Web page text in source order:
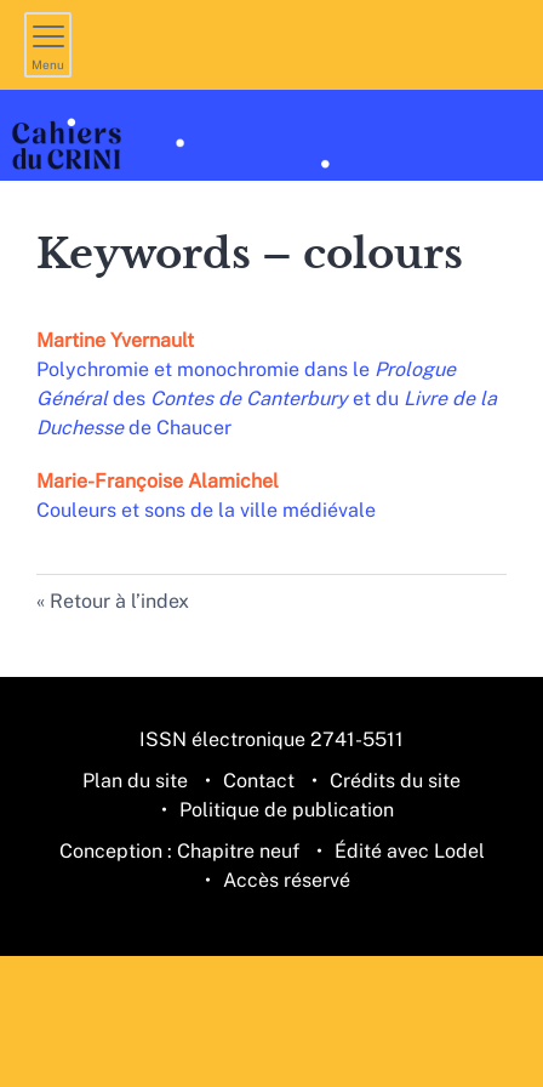
Menu
Keywords – colours
Martine Yvernault
Polychromie et monochromie dans le Prologue
Généraldes Contes de Canterburyet du Livre de la
Duchessede Chaucer
Marie-Françoise Alamichel
Couleurs et sons de la ville médiévale
Retour à l’index
ISSN électronique 2741-5511
Plan du site
Contact
Crédits du site
Politique de publication
Conception : Chapitre neuf
Édité avec Lodel
Accès réservé